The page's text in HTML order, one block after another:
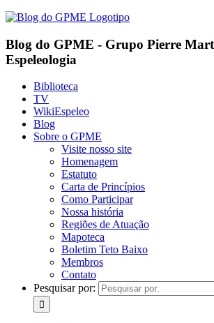
Blog do GPME - Grupo Pierre
Espeleologia
Biblioteca
TV
WikiEspeleo
Blog
Sobre o GPME
Visite nosso site
Homenagem
Estatuto
Carta de Princípios
Como Participar
Nossa história
Regiões de Atuação
Mapoteca
Boletim Teto Baixo
Membros
Contato
Pesquisar por: